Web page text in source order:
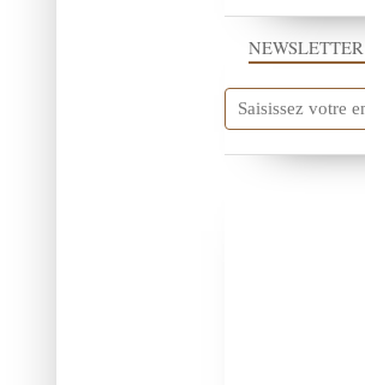
NEWSLETTER